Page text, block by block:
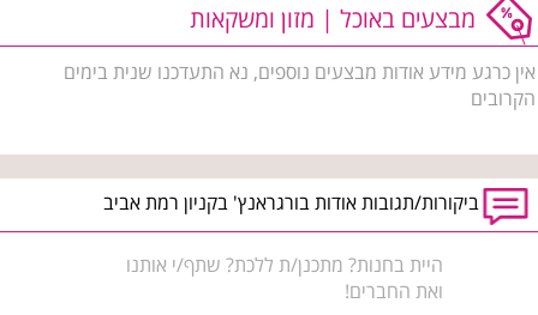
מבצעים באוכל | מזון ומשקאות
אין כרגע מידע אודות מבצעים נוספים, נא התעדכנו שנית בימים
הקרובים
ביקורות/תגובות אודות בורגראנץ' בקניון רמת אביב
היית בחנות? מתכנן/ת ללכת? שתף/י אותנו
ואת החברים!